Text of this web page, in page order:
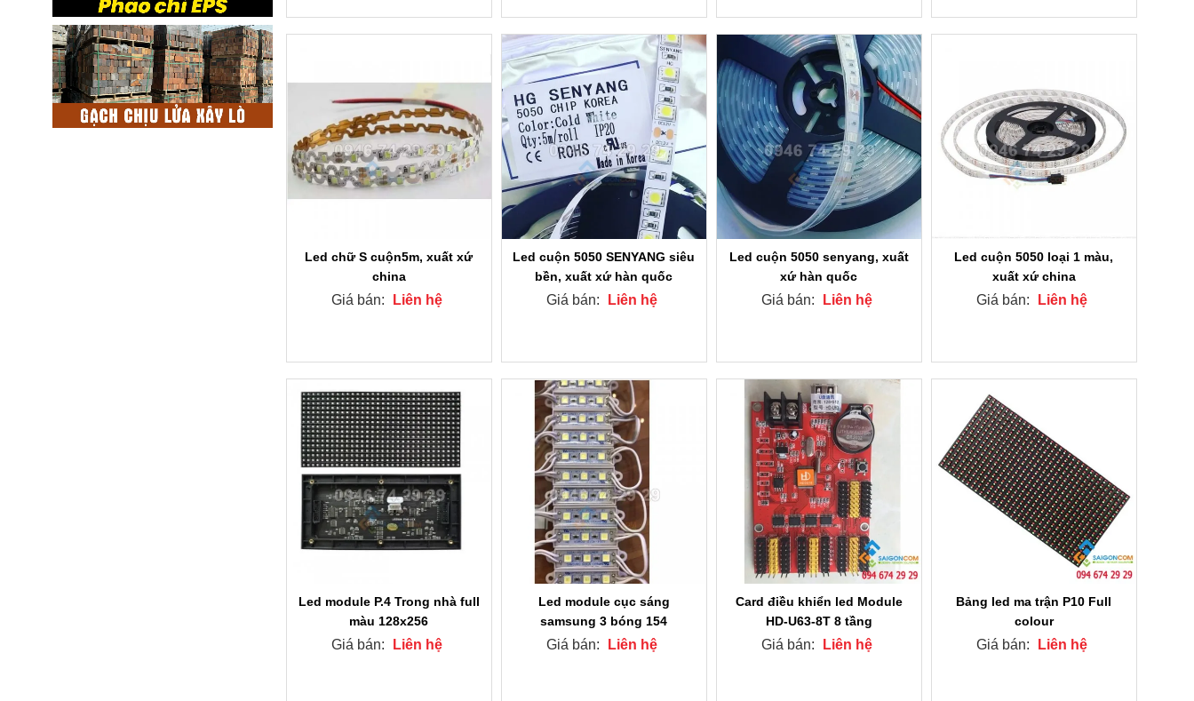
Led chữ S cuộn5m, xuất xứ
china
Giá bán: Liên hệ
Led cuộn 5050 SENYANG siêu
bền, xuất xứ hàn quốc
Giá bán: Liên hệ
Led cuộn 5050 senyang, xuất
xứ hàn quốc
Giá bán: Liên hệ
Led cuộn 5050 loại 1 màu,
xuất xứ china
Giá bán: Liên hệ
Led module P.4 Trong nhà full
màu 128x256
Giá bán: Liên hệ
Led module cục sáng
samsung 3 bóng 154
Giá bán: Liên hệ
Card điều khiển led Module
HD-U63-8T 8 tầng
Giá bán: Liên hệ
Bảng led ma trận P10 Full
colour
Giá bán: Liên hệ